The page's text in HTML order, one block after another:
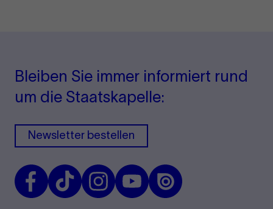
Bleiben Sie immer informiert rund
um die Staatskapelle:
Newsletter bestellen
FacebookTikTokInstagramYoutubeIssuu